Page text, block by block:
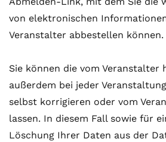
von elektronischen
Veranstalter abbestellen können.
Sie können die vom Veranstalter
außerdem bei jeder
selbst korrigieren oder vom
lassen. In diesem Fall sowie für
Löschung Ihrer Daten aus der